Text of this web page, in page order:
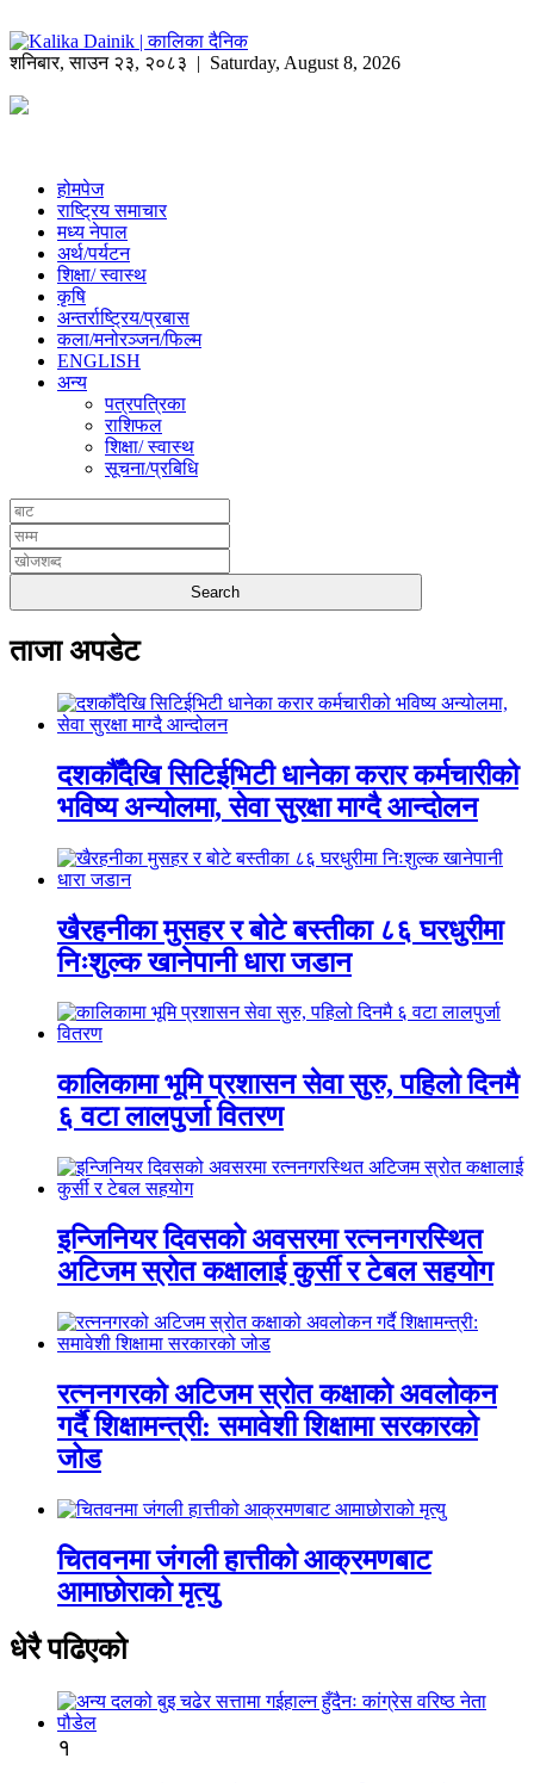
शनिबार,साउन २३, २०८३ | Saturday, August 8, 2026
होमपेज
राष्ट्रिय समाचार
मध्य नेपाल
अर्थ/पर्यटन
शिक्षा/ स्वास्थ
कृषि
अन्तर्राष्ट्रिय/प्रबास
कला/मनोरञ्जन/फिल्म
ENGLISH
अन्य
पत्रपत्रिका
राशिफल
शिक्षा/ स्वास्थ
सूचना/प्रबिधि
ताजा अपडेट
दशकौँदेखि सिटिईभिटी धानेका करार कर्मचारीको
भविष्य अन्योलमा, सेवा सुरक्षा माग्दै आन्दोलन
खैरहनीका मुसहर र बोटे बस्तीका ८६ घरधुरीमा
निःशुल्क खानेपानी धारा जडान
कालिकामा भूमि प्रशासन सेवा सुरु, पहिलो दिनमै
६ वटा लालपुर्जा वितरण
इन्जिनियर दिवसको अवसरमा रत्ननगरस्थित
अटिजम स्रोत कक्षालाई कुर्सी र टेबल सहयोग
रत्ननगरको अटिजम स्रोत कक्षाको अवलोकन
गर्दै शिक्षामन्त्री: समावेशी शिक्षामा सरकारको
जोड
चितवनमा जंगली हात्तीको आक्रमणबाट
आमाछोराको मृत्यु
धेरै पढिएको
१